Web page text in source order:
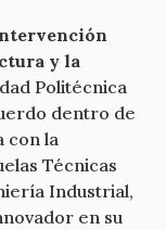
y la
Politécnica
dentro de
con la
Técnicas
Industrial,
en su